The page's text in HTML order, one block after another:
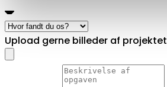
Upload gerne billeder af projektet